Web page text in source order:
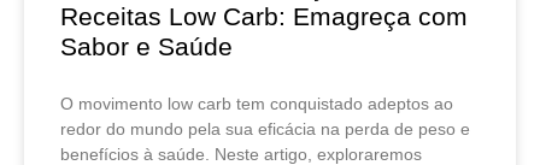
Receitas Low Carb: Emagreça com
Sabor e Saúde
O movimento low carb tem conquistado adeptos ao
redor do mundo pela sua eficácia na perda de peso e
benefícios à saúde. Neste artigo, exploraremos